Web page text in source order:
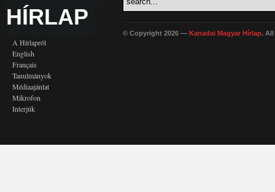
HÍRLAP
A Hírlapról
English
Français
Tanulmányok
Médiaajánlat
Mikrofon
Interjúk
© Copyright 2026 — Kanadai Magyar Hírlap. All